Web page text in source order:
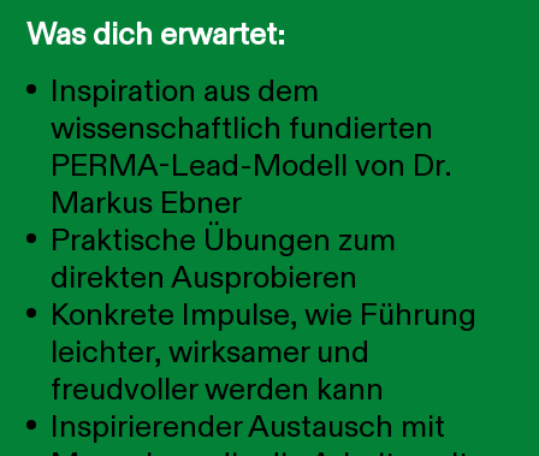
Was dich erwartet:
Inspiration aus dem
wissenschaftlich fundierten
PERMA-Lead-Modell von Dr.
Markus Ebner
Praktische Übungen zum
direkten Ausprobieren
Konkrete Impulse, wie Führung
leichter, wirksamer und
freudvoller werden kann
Inspirierender Austausch mit